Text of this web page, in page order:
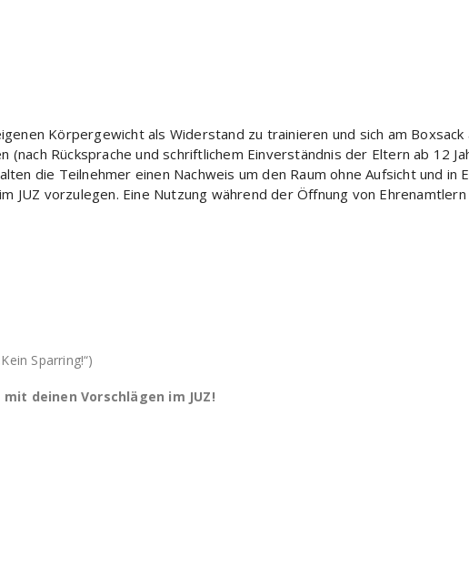
Körpergewicht als Widerstand zu trainieren und sich am Boxsack
(nach Rücksprache und schriftlichem Einverständnis der Eltern ab 12
die Teilnehmer einen Nachweis um den Raum ohne Aufsicht und in
JUZ vorzulegen. Eine Nutzung während der Öffnung von Ehrenamtlern
Sparring!“)
deinen Vorschlägen im JUZ!